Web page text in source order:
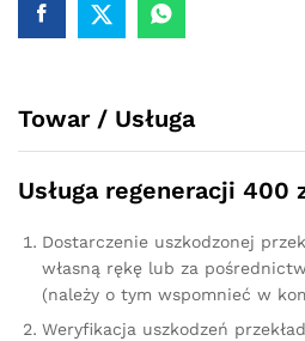
2000
-
Towar / Usługa
Usługa regeneracji 400
Dostarczenie uszkodzonej
własną rękę lub za
(należy o tym wspomnieć w
Weryfikacja uszkodzeń